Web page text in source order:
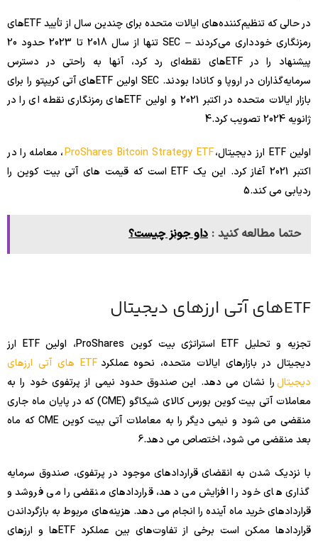
در حالی که تنظیم‌کننده‌های ایالات متحده برای چندین سال از تأیید ETF‌های
رمزنگاری خودداری می‌کردند – SEC تنها از سال 2018 تا 2023 حدود 20
پیشنهاد را در ETF‌های نقطه‌ای رد کرد، آنها به راحتی در دسترس
سرمایه‌گذاران در اروپا و کانادا بودند. SEC اولین ETFهای آتی کریپتو را برای
بازار ایالات متحده در اکتبر 2021 و اولین ETFهای رمزنگاری نقطه ای را در
ژانویه 2024 تصویب کرد.
4
اولین ETF ارز دیجیتال، ProShares Bitcoin Strategy ETF، معامله را در
اکتبر 2021 آغاز کرد. این یک ETF است که قیمت های آتی بیت کوین را
ردیابی می کند.5
حتما مطالعه کنید : داو جونز چیست؟
ETFهای آتی ارزهای دیجیتال
تجزیه و تحلیل ETF استراتژی بیت کوین ProShares، اولین ETF ارز
دیجیتال در بازارهای ایالات متحده، نحوه عملکرد
ETF های آتی ارزهای
دیجیتالرا نشان می دهد. این صندوق حدود نیمی از پرتفوی خود را به
معاملات آتی بیت کوین بورس کالای شیکاگو (CME) که در پایان ماه جاری
منقضی می شود و نیمی دیگر را به معاملات آتی بیت کوین CME که ماه
بعد منقضی می شود، اختصاص می دهد.6
با نزدیک شدن به انقضای قراردادهای موجود در پرتفوی، صندوق سرمایه
گذاری های خود را افزایش می دهد، قراردادهای منقضی را می فروشد و
قراردادهای خرید ماه آینده را انجام می دهد. هزینه‌های مربوط به بازگرداندن
قراردادها ممکن است برخی از تفاوت‌های بین عملکرد ETFها و ارزهای